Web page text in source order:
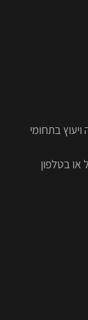
בתחומי
בטלפון